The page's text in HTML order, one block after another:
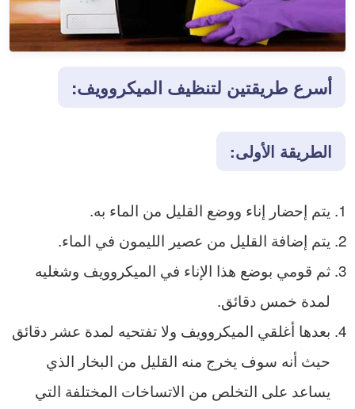
أسرع طريقتين لتنظيف الميكروويف:
الطريقة الأولى:
يتم إحضار إناء ووضع القليل من الماء به.
يتم إضافة القليل من عصير الليمون في الماء.
ثم قومي بوضع هذا الإناء في الميكروويف وشغليه
لمدة خمس دقائق.
بعدها أغلقي الميكروويف ولا تفتحيه لمدة عشر دقائق
حيث أنه سوف يخرج منه القليل من البخار الذي
يساعد على التخلص من الاتساخات المختلفة التي